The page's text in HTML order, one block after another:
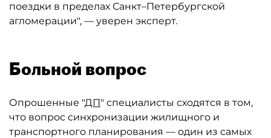
поездки в пределах Санкт–Петербургской
агломерации", — уверен эксперт.
Больной вопрос
Опрошенные "ДП" специалисты сходятся в том,
что вопрос синхронизации жилищного и
транспортного планирования — один из самых